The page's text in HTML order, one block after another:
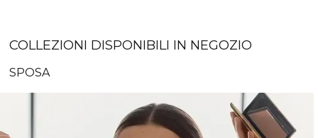
COLLEZIONI DISPONIBILI IN NEGOZIO
SPOSA